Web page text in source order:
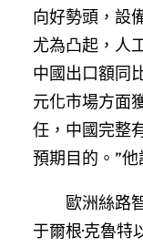
向好勢頭，設
尤為凸起，人
中國出口額同
元化市場方面
任，中國完整
預期目的。”他
歐洲絲路
于爾根·克魯